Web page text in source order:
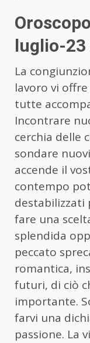
luglio-23
La
lavoro vi
tutte
Incontrare
cerchia delle
sondare
accende il
contempo
destabilizzati
fare una
splendida
peccato
romantica,
futuri, di ciò
importante.
farvi una
passione. La